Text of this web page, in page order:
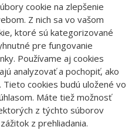
cookie na zlepšenie
Z nich sa vo vašom
ktoré sú kategorizované
pre fungovanie
Používame aj cookies
analyzovať a pochopiť, ako
cookies budú uložené vo
Máte tiež možnosť
z týchto súborov
z prehliadania.